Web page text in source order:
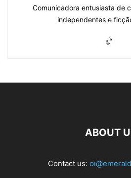
Comunicadora entusiasta de
independentes e
ABOUT
Contact us: